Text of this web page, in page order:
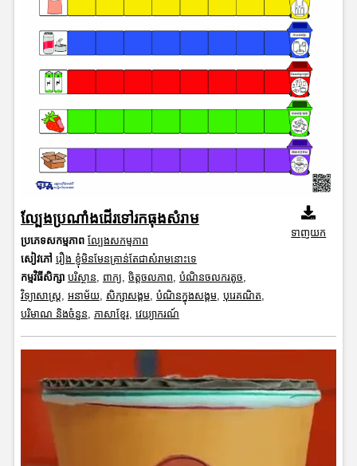
ល្បែងប្រណាំងដើរទៅរកធុងសំរាម
ប្រភេទសកម្មភាព ល្បែងសកម្មភាព
សៀវភៅ រឿង ខ្ញុំមិនមែនគ្រាន់តែជាសំរាមនោះទេ
កម្មវិធីសិក្សា បរិស្ថាន ពាក្យ ចិត្តចលភាព បំណិនចលករតូច
វិទ្យាសាស្រ្ត អនាម័យ, សិក្សាសង្គម, បំណិនក្នុងសង្គម, បុរេគណិត
បរិមាណ និងចំនួន ភាសាខ្មែរ, វេយ្យាករណ៍
ទាញយក